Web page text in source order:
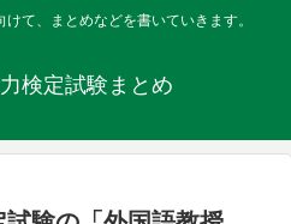
て、まとめなどを書いていきます。
検定試験まとめ